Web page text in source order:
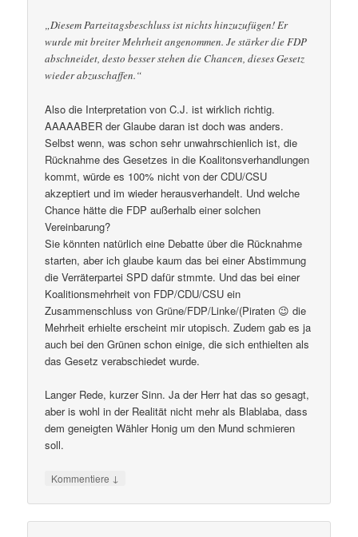
„Diesem Parteitagsbeschluss ist nichts hinzuzufügen! Er
wurde mit breiter Mehrheit angenommen. Je stärker die FDP
abschneidet, desto besser stehen die Chancen, dieses Gesetz
wieder abzuschaffen.“
Also die Interpretation von C.J. ist wirklich richtig.
AAAAABER der Glaube daran ist doch was anders.
Selbst wenn, was schon sehr unwahrschienlich ist, die
Rücknahme des Gesetzes in die Koalitonsverhandlungen
kommt, würde es 100% nicht von der CDU/CSU
akzeptiert und im wieder herausverhandelt. Und welche
Chance hätte die FDP außerhalb einer solchen
Vereinbarung?
Sie könnten natürlich eine Debatte über die Rücknahme
starten, aber ich glaube kaum das bei einer Abstimmung
die Verräterpartei SPD dafür stmmte. Und das bei einer
Koalitionsmehrheit von FDP/CDU/CSU ein
Zusammenschluss von Grüne/FDP/Linke/(Piraten 😉 die
Mehrheit erhielte erscheint mir utopisch. Zudem gab es ja
auch bei den Grünen schon einige, die sich enthielten als
das Gesetz verabschiedet wurde.
Langer Rede, kurzer Sinn. Ja der Herr hat das so gesagt,
aber is wohl in der Realität nicht mehr als Blablaba, dass
dem geneigten Wähler Honig um den Mund schmieren
soll.
Kommentiere ↓